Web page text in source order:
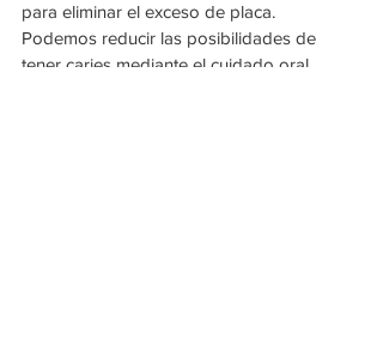
para eliminar el exceso de placa.
Podemos reducir las posibilidades de
tener caries mediante el cuidado oral